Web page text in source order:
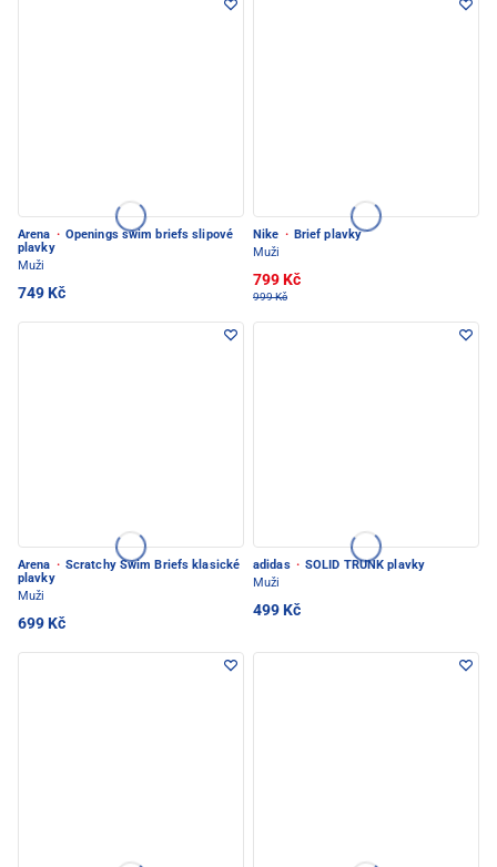
Arena · Openings swim briefs slipové
plavky
Muži
749 Kč
Nike · Brief plavky
Muži
799 Kč
999 Kč
Arena · Scratchy Swim Briefs klasické
plavky
Muži
699 Kč
adidas · SOLID TRUNK plavky
Muži
499 Kč